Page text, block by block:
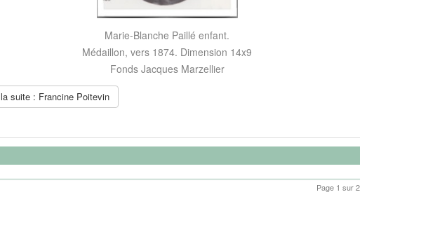
Marie-Blanche Paillé enfant.
Médaillon, vers 1874. Dimension 14x9
Fonds Jacques Marzellier
suite : Francine Poitevin
Page 1 sur 2